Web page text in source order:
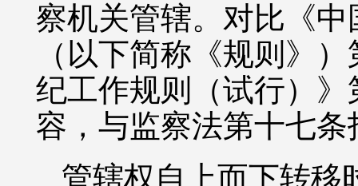
察机关管辖。对比《
（以下简称《规则》
纪工作规则（试行）
容，与监察法第十七
管辖权自上而下转移